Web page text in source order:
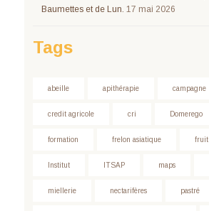
Baumettes et de Lun. 17 mai 2026
Tags
abeille apithérapie campagne
credit agricole cri Domerego
formation frelon asiatique fruit
Institut ITSAP maps
miellerie nectarifères pastré